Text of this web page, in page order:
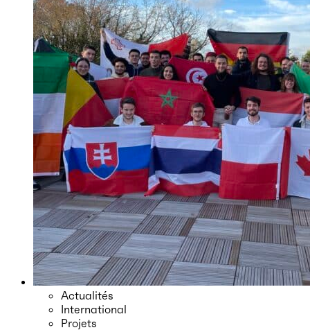
Actualités
International
Projets